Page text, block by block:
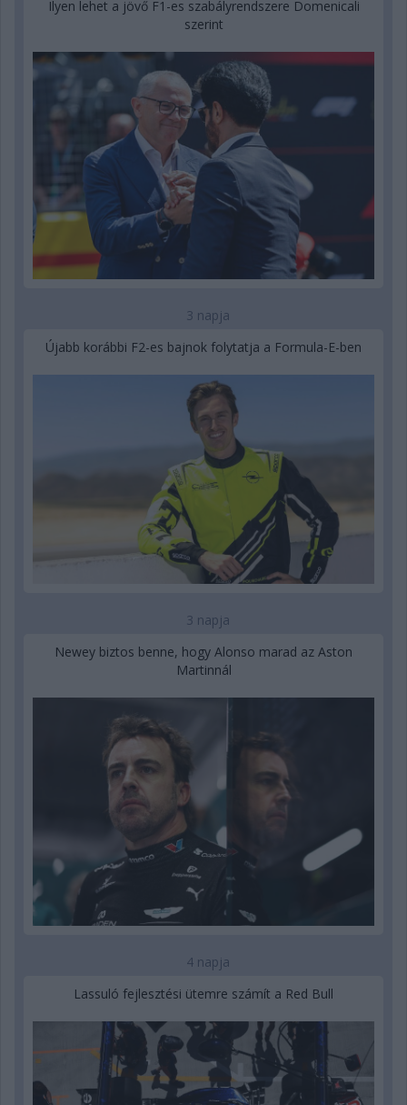
Ilyen lehet a jövő F1-es szabályrendszere Domenicali
szerint
3 napja
Újabb korábbi F2-es bajnok folytatja a Formula-E-ben
3 napja
Newey biztos benne, hogy Alonso marad az Aston
Martinnál
4 napja
Lassuló fejlesztési ütemre számít a Red Bull